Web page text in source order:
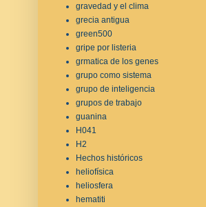
gravedad y el clima
grecia antigua
green500
gripe por listeria
grmatica de los genes
grupo como sistema
grupo de inteligencia
grupos de trabajo
guanina
H041
H2
Hechos históricos
heliofísica
heliosfera
hematiti